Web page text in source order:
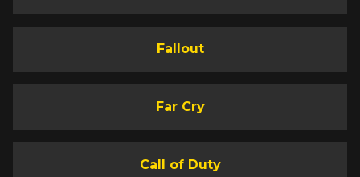
Fallout
Far Cry
Call of Duty